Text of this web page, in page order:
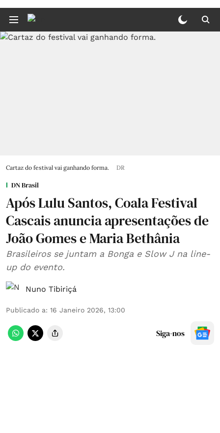
Cartaz do festival vai ganhando forma. DR
DN Brasil
Após Lulu Santos, Coala Festival
Cascais anuncia apresentações de
João Gomes e Maria Bethânia
Brasileiros se juntam a Bonga e Slow J na line-
up do evento.
Nuno Tibiriçá
Publicado a: 16 Janeiro 2026, 13:00
Siga-nos